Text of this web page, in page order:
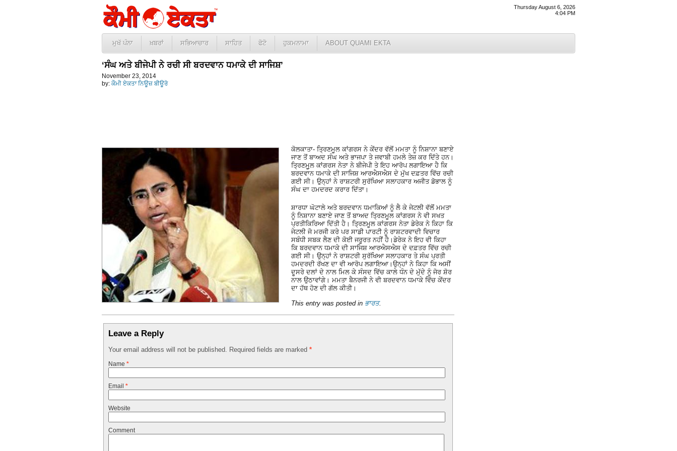
Thursday August 6, 2026
4:04 PM
ਮੁਖੱ ਪੰਨਾ ਖ਼ਬਰਾਂ ਸਭਿਆਚਾਰ ਸਾਹਿਤ ਫੋਟੋ ਹੁਕਮਨਾਮਾ ABOUT QUAMI EKTA
‘ਸੰਘ ਅਤੇ ਬੀਜੇਪੀ ਨੇ ਰਚੀ ਸੀ ਬਰਦਵਾਨ ਧਮਾਕੇ ਦੀ ਸਾਜਿਸ਼’
November 23, 2014
by: ਕੌਮੀ ਏਕਤਾ ਨਿਊਜ਼ ਬੀਊਰੋ
ਕੋਲਕਾਤਾ- ਤ੍ਰਿਣਮੂਲ ਕਾਂਗਰਸ ਨੇ ਕੇਂਦਰ ਵੱਲੋਂ ਮਮਤਾ ਨੂੰ ਨਿਸ਼ਾਨਾ ਬਣਾਏ
ਜਾਣ ਤੋਂ ਬਾਅਦ ਸੰਘ ਅਤੇ ਭਾਜਪਾ ਤੇ ਜਵਾਬੀ ਹਮਲੇ ਤੇਜ਼ ਕਰ ਦਿੱਤੇ ਹਨ।
ਤ੍ਰਿਣਮੂ਼ਲ ਕਾਂਗਰਸ ਨੇਤਾ ਨੇ ਬੀਜੇਪੀ ਤੇ ਇਹ ਆਰੋਪ ਲਗਾਇਆ ਹੈ ਕਿ
ਬਰਦਵਾਨ ਧਮਾਕੇ ਦੀ ਸਾਜਿਸ਼ ਆਰਐਸਐਸ ਦੇ ਮੁੱਖ ਦਫ਼ਤਰ ਵਿੱਚ ਰਚੀ
ਗਈ ਸੀ। ਉਨ੍ਹਾਂ ਨੇ ਰਾਸ਼ਟਰੀ ਸੁਰੱਖਿਆ ਸਲਾਹਕਾਰ ਅਜੀਤ ਡੋਭਾਲ ਨੂੰ
ਸੰਘ ਦਾ ਹਮਦਰਦ ਕਰਾਰ ਦਿੱਤਾ।
ਸ਼ਾਰਧਾ ਘੋਟਾਲੇ ਅਤੇ ਬਰਦਵਾਨ ਧਮਾਕਿਆਂ ਨੂੰ ਲੈ ਕੇ ਜੇਟਲੀ ਵੱਲੋਂ ਮਮਤਾ
ਨੂੰ ਨਿਸ਼ਾਨਾ ਬਣਾਏ ਜਾਣ ਤੋਂ ਬਾਅਦ ਤ੍ਰਿਣਮੂਲ ਕਾਂਗਰਸ ਨੇ ਵੀ ਸਖਤ
ਪ੍ਰਤੀਕਿਰਿਆ ਦਿੱਤੀ ਹੈ। ਤ੍ਰਿਣਮੂਲ ਕਾਂਗਰਸ ਨੇਤਾ ਡੇਰੇਕ ਨੇ ਕਿਹਾ ਕਿ
ਜੇਟਲੀ ਜੋ ਮਰਜੀ ਕਰੇ ਪਰ ਸਾਡੀ ਪਾਰਟੀ ਨੂੰ ਰਾਸ਼ਟਰਵਾਦੀ ਵਿਚਾਰ
ਸਬੰਧੀ ਸਬਕ ਲੈਣ ਦੀ ਕੋਈ ਜਰੂਰਤ ਨਹੀਂ ਹੈ।ਡੇਰੇਕ ਨੇ ਇਹ ਵੀ ਕਿਹਾ
ਕਿ ਬਰਦਵਾਨ ਧਮਾਕੇ ਦੀ ਸਾਜਿਸ਼ ਆਰਐਸਐਸ ਦੇ ਦਫ਼ਤਰ ਵਿੱਚ ਰਚੀ
ਗਈ ਸੀ। ਉਨ੍ਹਾਂ ਨੇ ਰਾਸ਼ਟਰੀ ਸੁਰੱਖਿਆ ਸਲਾਹਕਾਰ ਤੇ ਸੰਘ ਪ੍ਰਤੀ
ਹਮਦਰਦੀ ਰੱਖਣ ਦਾ ਵੀ ਆਰੋਪ ਲਗਾਇਆ।ਉਨ੍ਹਾਂ ਨੇ ਕਿਹਾ ਕਿ ਅਸੀਂ
ਦੂਸਰੇ ਦਲਾਂ ਦੇ ਨਾਲ ਮਿਲ ਕੇ ਸੰਸਦ ਵਿੱਚ ਕਾਲੇ ਧੰਨ ਦੇ ਮੁੱਦੇ ਨੂੰ ਜੋਰ ਸ਼ੋਰ
ਨਾਲ ਉਠਾਵਾਂਗੇ। ਮਮਤਾ ਬੈਨਰਜੀ ਨੇ ਵੀ ਬਰਦਵਾਨ ਧਮਾਕੇ ਵਿੱਚ ਕੇਂਦਰ
ਦਾ ਹੱਥ ਹੋਣ ਦੀ ਗੱਲ ਕੀਤੀ।
This entry was posted in ਭਾਰਤ.
Leave a Reply
Your email address will not be published. Required fields are marked *
Name *
Email *
Website
Comment